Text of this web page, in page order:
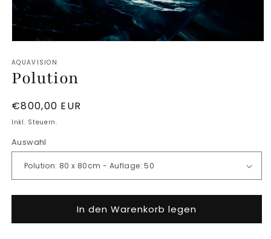
1
in
Modal
AQUAVISION
Polution
Normaler
Preis
€800,00 EUR
Inkl. Steuern.
Auswahl
In den Warenkorb legen